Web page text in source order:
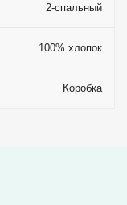
2-спальный
100% хлопок
Коробка